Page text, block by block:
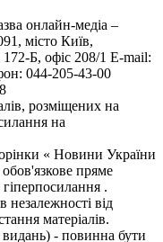
онлайн-медіа –
місто Київ,
Б, офіс 208/1 E-mail:
044-205-43-00
розміщених на
на
« Новини України
обов'язкове пряме
.
від
матеріалів.
видань) - повинна бути